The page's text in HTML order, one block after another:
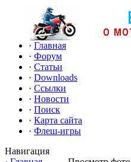
· Главная
· Форум
· Статьи
· Downloads
· Ссылки
· Новости
· Поиск
· Карта сайта
· Флеш-игры
Навигация